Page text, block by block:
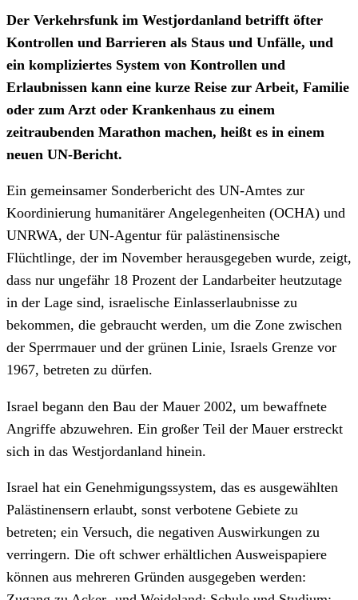
Der Verkehrsfunk im Westjordanland betrifft öfter
Kontrollen und Barrieren als Staus und Unfälle, und
ein kompliziertes System von Kontrollen und
Erlaubnissen kann eine kurze Reise zur Arbeit, Familie
oder zum Arzt oder Krankenhaus zu einem
zeitraubenden Marathon machen, heißt es in einem
neuen UN-Bericht.
Ein gemeinsamer Sonderbericht des UN-Amtes zur
Koordinierung humanitärer Angelegenheiten (OCHA) und
UNRWA, der UN-Agentur für palästinensische
Flüchtlinge, der im November herausgegeben wurde, zeigt,
dass nur ungefähr 18 Prozent der Landarbeiter heutzutage
in der Lage sind, israelische Einlasserlaubnisse zu
bekommen, die gebraucht werden, um die Zone zwischen
der Sperrmauer und der grünen Linie, Israels Grenze vor
1967, betreten zu dürfen.
Israel begann den Bau der Mauer 2002, um bewaffnete
Angriffe abzuwehren. Ein großer Teil der Mauer erstreckt
sich in das Westjordanland hinein.
Israel hat ein Genehmigungssystem, das es ausgewählten
Palästinensern erlaubt, sonst verbotene Gebiete zu
betreten; ein Versuch, die negativen Auswirkungen zu
verringern. Die oft schwer erhältlichen Ausweispapiere
können aus mehreren Gründen ausgegeben werden: